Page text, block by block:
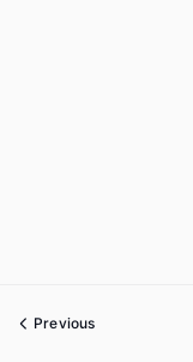
Previous